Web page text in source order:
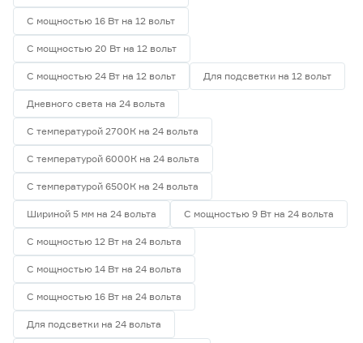
С мощностью 16 Вт на 12 вольт
С мощностью 20 Вт на 12 вольт
С мощностью 24 Вт на 12 вольт Для подсветки на 12 вольт
Дневного света на 24 вольта
С температурой 2700К на 24 вольта
С температурой 6000К на 24 вольта
С температурой 6500К на 24 вольта
Шириной 5 мм на 24 вольта С мощностью 9 Вт на 24 вольта
С мощностью 12 Вт на 24 вольта
С мощностью 14 Вт на 24 вольта
С мощностью 16 Вт на 24 вольта
Для подсветки на 24 вольта